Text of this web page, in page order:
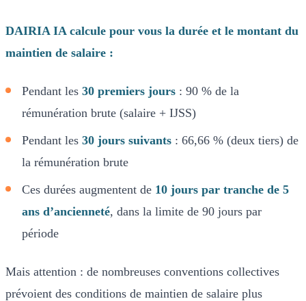
DAIRIA IA calcule pour vous la durée et le montant du
maintien de salaire :
Pendant les 30 premiers jours : 90 % de la
rémunération brute (salaire + IJSS)
Pendant les 30 jours suivants : 66,66 % (deux tiers) de
la rémunération brute
Ces durées augmentent de 10 jours par tranche de 5
ans d’ancienneté, dans la limite de 90 jours par
période
Mais attention : de nombreuses conventions collectives
prévoient des conditions de maintien de salaire plus